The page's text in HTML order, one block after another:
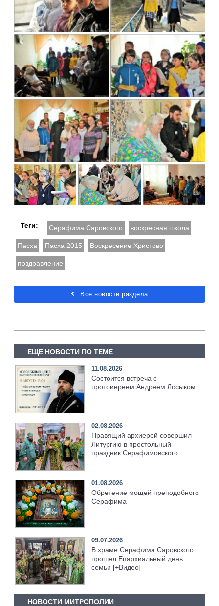
Теги: Серафима Саровского воскресная школа
Пасха Пасха 2015 Воскресение Христово
поздравление
Все новости раздела
ЕЩЕ НОВОСТИ ПО ТЕМЕ
11.08.2026
Состоится встреча с
протоиереем Андреем Лосыком
02.08.2026
Правящий архиерей совершил
Литургию в престольный
праздник Серафимовского
01.08.2026
Обретение мощей преподобного
Серафима
09.07.2026
В храме Серафима Саровского
прошел Епархиальный день
семьи [+Видео]
НОВОСТИ МИТРОПОЛИИ